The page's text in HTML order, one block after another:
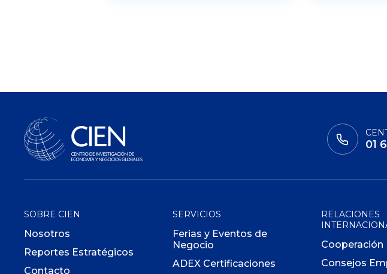
01
SOBRE CIEN
Nosotros
Reportes Estratégicos
Contacto
SERVICIOS
Ferias y Eventos de
Negocio
ADEX Certificaciones
RELACIONES
Cooperación
Consejos